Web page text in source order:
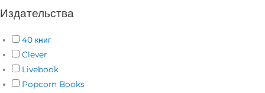
Издательства
40 книг
Clever
Livebook
Popcorn Books